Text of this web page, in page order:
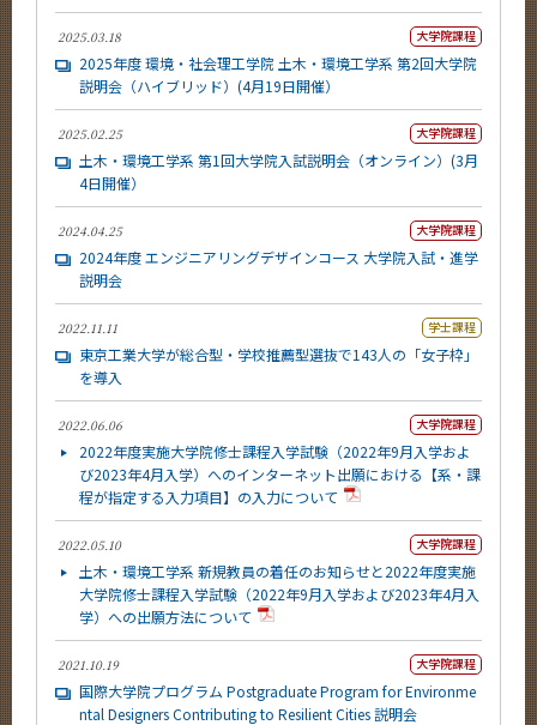
2025.03.18 大学院課程
2025年度 環境・社会理工学院 土木・環境工学系 第2回大学院
説明会（ハイブリッド）(4月19日開催）
2025.02.25 大学院課程
土木・環境工学系 第1回大学院入試説明会（オンライン）(3月
4日開催）
2024.04.25 大学院課程
2024年度 エンジニアリングデザインコース 大学院入試・進学
説明会
2022.11.11 学士課程
東京工業大学が総合型・学校推薦型選抜で143人の「女子枠」
を導入
2022.06.06 大学院課程
2022年度実施大学院修士課程入学試験（2022年9月入学およ
び2023年4月入学）へのインターネット出願における【系・課
程が指定する入力項目】の入力について
2022.05.10 大学院課程
土木・環境工学系 新規教員の着任のお知らせと2022年度実施
大学院修士課程入学試験（2022年9月入学および2023年4月入
学）への出願方法について
2021.10.19 大学院課程
国際大学院プログラム Postgraduate Program for Environme
ntal Designers Contributing to Resilient Cities 説明会
系詳細情報
CLOSE